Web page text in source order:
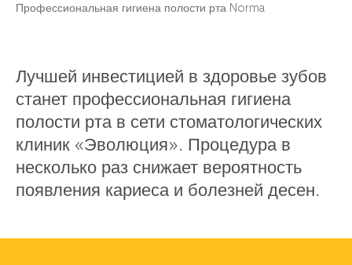
Профессиональная гигиена полости рта Norma
Лучшей инвестицией в здоровье зубов
станет профессиональная гигиена
полости рта в сети стоматологических
клиник «Эволюция». Процедура в
несколько раз снижает вероятность
появления кариеса и болезней десен.